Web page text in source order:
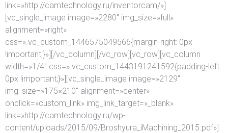
link=»http://camtechnology.ru/inventorcam/»]
[vc_single_image image=»2280″ img_size=»full»
alignment=»right»
css=».vc_custom_1446575049566{margin-right: 0px
!important;}»][/vc_column][/vc_row][vc_row][vc_column
width=»1/4″ css=».vc_custom_1443191241592{padding-left:
0px !important;}»][vc_single_image image=»2129″
img_size=»175×210″ alignment=»center»
onclick=»custom_link» img_link_target=»_blank»
link=»http://camtechnology.ru/wp-
content/uploads/2015/09/Broshyura_iMachining_2015.pdf»]